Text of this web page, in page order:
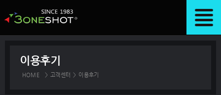
이용후기
HOME > 고객센터 > 이용후기